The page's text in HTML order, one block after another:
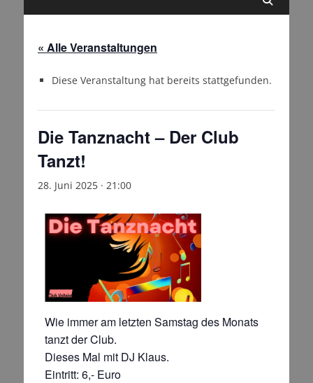
« Alle Veranstaltungen
Diese Veranstaltung hat bereits stattgefunden.
Die Tanznacht – Der Club
Tanzt!
28. Juni 2025 · 21:00
Wie immer am letzten Samstag des Monats
tanzt der Club.
Dieses Mal mit DJ Klaus.
Eintritt: 6,- Euro